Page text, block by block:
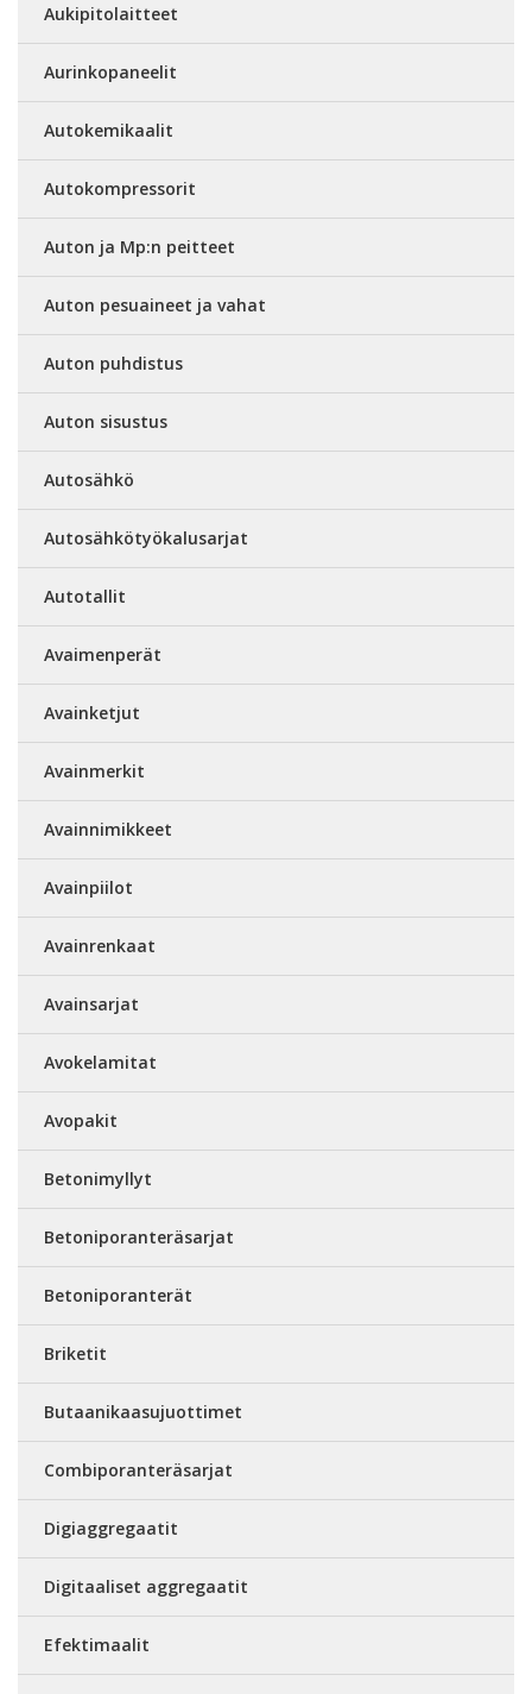
Aukipitolaitteet
Aurinkopaneelit
Autokemikaalit
Autokompressorit
Auton ja Mp:n peitteet
Auton pesuaineet ja vahat
Auton puhdistus
Auton sisustus
Autosähkö
Autosähkötyökalusarjat
Autotallit
Avaimenperät
Avainketjut
Avainmerkit
Avainnimikkeet
Avainpiilot
Avainrenkaat
Avainsarjat
Avokelamitat
Avopakit
Betonimyllyt
Betoniporanteräsarjat
Betoniporanterät
Briketit
Butaanikaasujuottimet
Combiporanteräsarjat
Digiaggregaatit
Digitaaliset aggregaatit
Efektimaalit